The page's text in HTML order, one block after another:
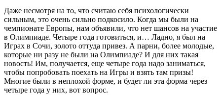
Даже несмотря на то, что считаю себя психологически
сильным, это очень сильно подкосило. Когда мы были на
чемпионате Европы, нам объявили, что нет шансов на участие
в Олимпиаде. Четыре года готовиться, и… Ладно, я был на
Играх в Сочи, золото оттуда привез. А парни, более молодые,
которые ни разу не были на Олимпиаде? И для них такая
новость! Им, получается, еще четыре года надо заниматься,
чтобы попробовать поехать на Игры и взять там призы!
Многие были в неплохой форме, и будет ли эта форма через
четыре года у них, вот вопрос.